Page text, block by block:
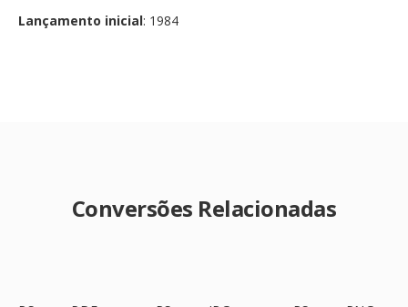
Lançamento inicial: 1984
Conversões Relacionadas